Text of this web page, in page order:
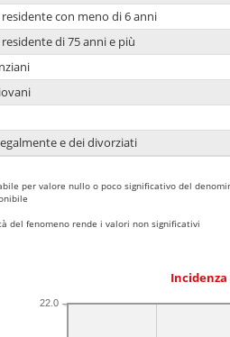
con meno di 6 anni
di 75 anni e più
e dei divorziati
per valore nullo o poco significativo del
del fenomeno rende i valori non significativi
22.0